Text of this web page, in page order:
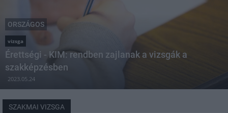
ORSZÁGOS
vizsga
Érettségi - KIM: rendben zajlanak a vizsgák a
szakképzésben
2023.05.24
SZAKMAI VIZSGA